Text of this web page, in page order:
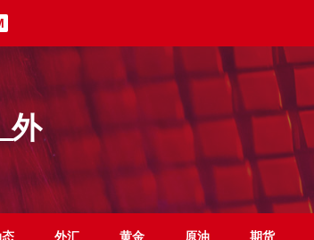
外
外汇 黄金 原油 期货